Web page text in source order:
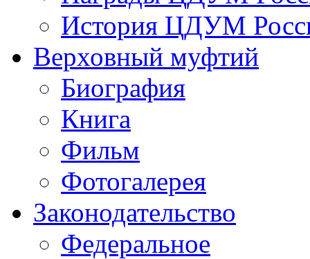
История ЦДУМ
Верховный муфтий
Биография
Книга
Фильм
Фотогалерея
Законодательство
Федеральное